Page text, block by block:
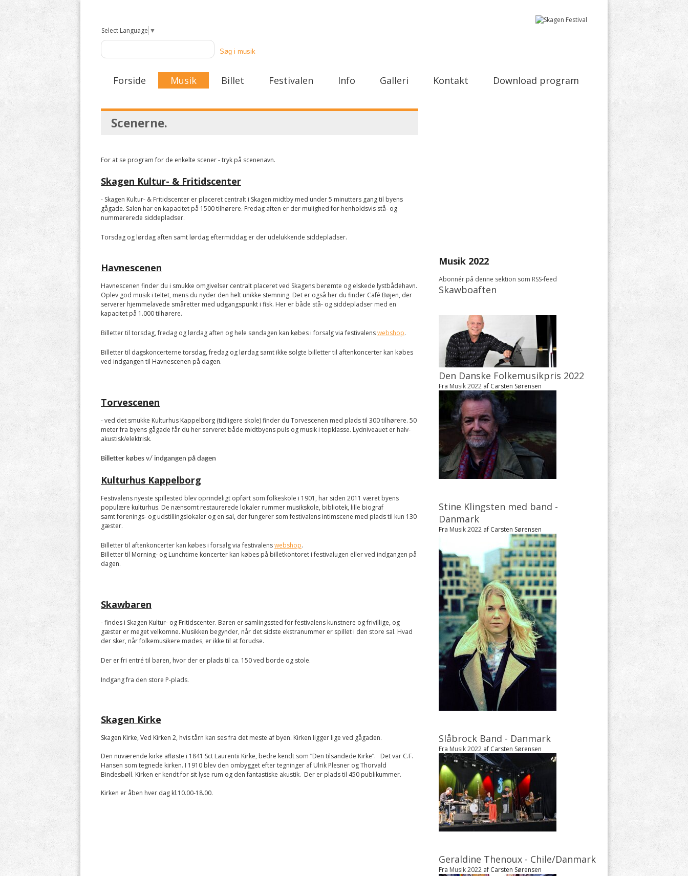
Select Language ▼
Forside Musik Billet Festivalen Info Galleri Kontakt Download program
Scenerne.
For at se program for de enkelte scener - tryk på scenenavn.
Skagen Kultur- & Fritidscenter
- Skagen Kultur- & Fritidscenter er placeret centralt i Skagen midtby med under 5 minutters gang til byens
gågade. Salen har en kapacitet på 1500 tilhørere. Fredag aften er der mulighed for henholdsvis stå- og
nummererede siddepladser.
Torsdag og lørdag aften samt lørdag eftermiddag er der udelukkende siddepladser.
Havnescenen
Havnescenen finder du i smukke omgivelser centralt placeret ved Skagens berømte og elskede lystbådehavn.
Oplev god musik i teltet, mens du nyder den helt unikke stemning. Det er også her du finder Café Bøjen, der
serverer hjemmelavede småretter med udgangspunkt i fisk. Her er både stå- og siddepladser med en
kapacitet på 1.000 tilhørere.
Billetter til torsdag, fredag og lørdag aften og hele søndagen kan købes i forsalg via festivalenswebshop.
Billetter til dagskoncerterne torsdag, fredag og lørdag samt ikke solgte billetter til aftenkoncerter kan købes
ved indgangen til Havnescenen på dagen.
Torvescenen
- ved det smukke Kulturhus Kappelborg (tidligere skole) finder du Torvescenen med plads til 300 tilhørere. 50
meter fra byens gågade får du her serveret både midtbyens puls og musik i topklasse. Lydniveauet er halv-
akustisk/elektrisk.
Billetter købes v/ indgangen på dagen
Kulturhus Kappelborg
Festivalens nyeste spillested blev oprindeligt opført som folkeskole i 1901, har siden 2011 været byens
populære kulturhus. De nænsomt restaurerede lokaler rummer musikskole, bibliotek, lille biograf
samt forenings- og udstillingslokaler og en sal, der fungerer som festivalens intimscene med plads til kun 130
gæster.
Billetter til aftenkoncerter kan købes i forsalg via festivalenswebshop.
Billetter til Morning- og Lunchtime koncerter kan købes på billetkontoret i festivalugen eller ved indgangen på
dagen.
Skawbaren
- findes i Skagen Kultur- og Fritidscenter. Baren er samlingssted for festivalens kunstnere og frivillige, og
gæster er meget velkomne. Musikken begynder, når det sidste ekstranummer er spillet i den store sal. Hvad
der sker, når folkemusikere mødes, er ikke til at forudse.
Der er fri entré til baren, hvor der er plads til ca. 150 ved borde og stole.
Indgang fra den store P-plads.
Skagen Kirke
Skagen Kirke, Ved Kirken 2, hvis tårn kan ses fra det meste af byen. Kirken ligger lige ved gågaden.
Den nuværende kirke afløste i 1841 Sct Laurentii Kirke, bedre kendt som ”Den tilsandede Kirke”. Det var C.F.
Hansen som tegnede kirken. I 1910 blev den ombygget efter tegninger af Ulrik Plesner og Thorvald
Bindesbøll. Kirken er kendt for sit lyse rum og den fantastiske akustik. Der er plads til 450 publikummer.
Kirken er åben hver dag kl.10.00-18.00.
Musik 2022
Abonnér på denne sektion som RSS-feed
Skawboaften
Den Danske Folkemusikpris 2022
Fra Musik 2022 af Carsten Sørensen
Stine Klingsten med band -
Danmark
Fra Musik 2022 af Carsten Sørensen
Slåbrock Band - Danmark
Fra Musik 2022 af Carsten Sørensen
Geraldine Thenoux - Chile/Danmark
Fra Musik 2022 af Carsten Sørensen